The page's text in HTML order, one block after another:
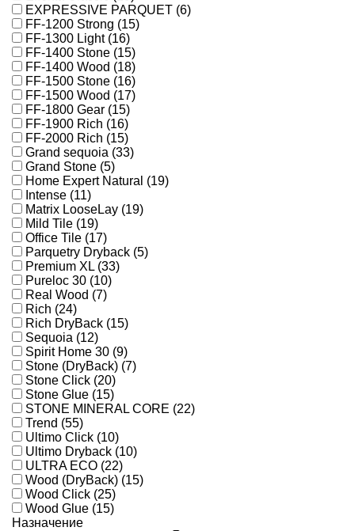
EXPRESSIVE PARQUET (6)
FF-1200 Strong (15)
FF-1300 Light (16)
FF-1400 Stone (15)
FF-1400 Wood (18)
FF-1500 Stone (16)
FF-1500 Wood (17)
FF-1800 Gear (15)
FF-1900 Rich (16)
FF-2000 Rich (15)
Grand sequoia (33)
Grand Stone (5)
Home Expert Natural (19)
Intense (11)
Matrix LooseLay (19)
Mild Tile (19)
Office Tile (17)
Parquetry Dryback (5)
Premium XL (33)
Pureloc 30 (10)
Real Wood (7)
Rich (24)
Rich DryBack (15)
Sequoia (12)
Spirit Home 30 (9)
Stone (DryBack) (7)
Stone Click (20)
Stone Glue (15)
STONE MINERAL CORE (22)
Trend (55)
Ultimo Click (10)
Ultimo Dryback (10)
ULTRA ECO (22)
Wood (DryBack) (15)
Wood Click (25)
Wood Glue (15)
Назначение